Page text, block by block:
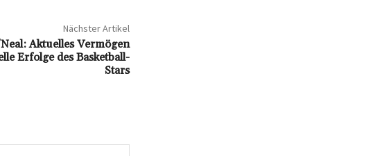
Nächster Artikel
Aktuelles Vermögen
Erfolge des Basketball-
Stars